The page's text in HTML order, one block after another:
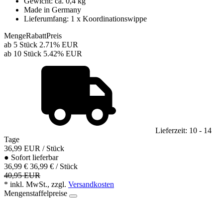
Made in Germany
Lieferumfang: 1 x Koordinationswippe
MengeRabattPreis
ab 5 Stück 2.71% EUR
ab 10 Stück 5.42% EUR
Lieferzeit: 10 - 14
Tage
36,99 EUR / Stück
● Sofort lieferbar
36,99 € 36,99 € / Stück
40,95 EUR
* inkl. MwSt., zzgl. Versandkosten
Mengenstaffelpreise